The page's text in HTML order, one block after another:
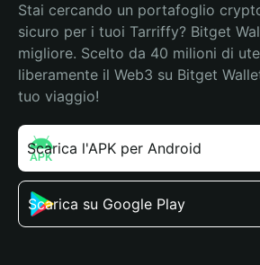
Stai cercando un portafoglio
sicuro per i tuoi Tarriffy? Bitget
migliore. Scelto da 40 milioni di
liberamente il Web3 su Bitget
tuo viaggio!
Scarica l'APK per Android
Scarica su Google Play